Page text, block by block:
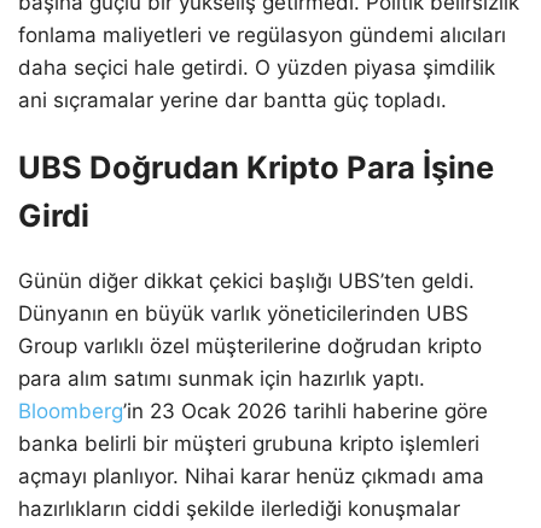
fonlama maliyetleri ve regülasyon gündemi alıcıları
daha seçici hale getirdi. O yüzden piyasa şimdilik
ani sıçramalar yerine dar bantta güç topladı.
UBS Doğrudan Kripto Para İşine
Girdi
Günün diğer dikkat çekici başlığı UBS’ten geldi.
Dünyanın en büyük varlık yöneticilerinden UBS
Group varlıklı özel müşterilerine doğrudan kripto
para alım satımı sunmak için hazırlık yaptı.
Bloomberg’in 23 Ocak 2026 tarihli haberine göre
banka belirli bir müşteri grubuna kripto işlemleri
açmayı planlıyor. Nihai karar henüz çıkmadı ama
hazırlıkların ciddi şekilde ilerlediği konuşmalar